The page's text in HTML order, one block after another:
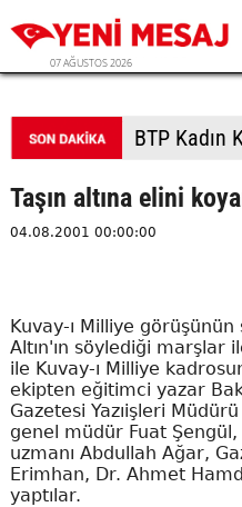
07 AĞUSTOS 2026
Taşın altına elini
04.08.2001 00:00:00
Kuvay-ı Milliye
Altın'ın söylediği marşlar
ile Kuvay-ı Milliye
ekipten eğitimci yazar
Gazetesi Yazıişleri
genel müdür Fuat
uzmanı Abdullah Ağar,
Erimhan, Dr. Ahmet
yaptılar.